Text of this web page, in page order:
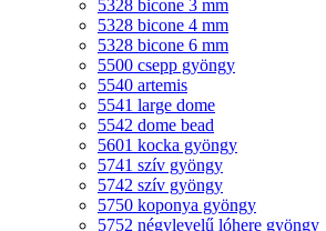
5328 bicone 3 mm
5328 bicone 4 mm
5328 bicone 6 mm
5500 csepp gyöngy
5540 artemis
5541 large dome
5542 dome bead
5601 kocka gyöngy
5741 szív gyöngy
5742 szív gyöngy
5750 koponya gyöngy
5752 négylevelű lóhere gyöngy